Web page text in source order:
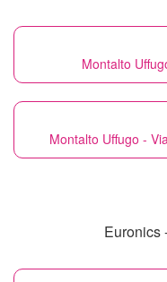
Montalto
Montalto Uffugo -
Euronics